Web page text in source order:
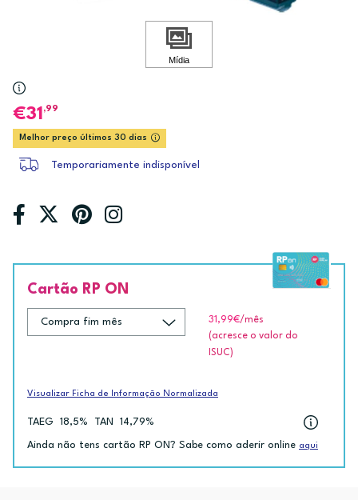
31 ,99
Melhor preço últimos 30 dias
Temporariamente indisponível
Cartão RP ON
31,99€/mês
(acresce o valor do
ISUC)
Visualizar Ficha de Informação Normalizada
TAEG 18,5% TAN 14,79%
Ainda não tens cartão RP ON? Sabe como aderir online aqui